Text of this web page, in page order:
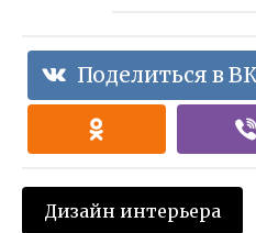
Поделиться в
Дизайн интерьера